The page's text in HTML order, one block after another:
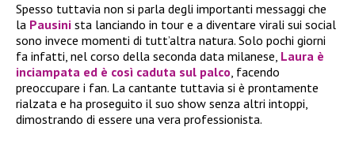
Spesso tuttavia non si parla degli importanti messaggi che
la Pausini sta lanciando in tour e a diventare virali sui social
sono invece momenti di tutt’altra natura. Solo pochi giorni
fa infatti, nel corso della seconda data milanese, Laura è
inciampata ed è così caduta sul palco, facendo
preoccupare i fan. La cantante tuttavia si è prontamente
rialzata e ha proseguito il suo show senza altri intoppi,
dimostrando di essere una vera professionista.